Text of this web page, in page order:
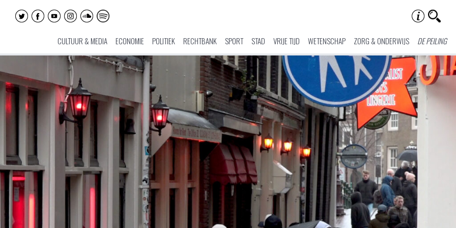
CULTUUR & MEDIA ECONOMIE POLITIEK RECHTBANK SPORT STAD VRIJE TIJD WETENSCHAP ZORG & ONDERWIJS DE PEILING